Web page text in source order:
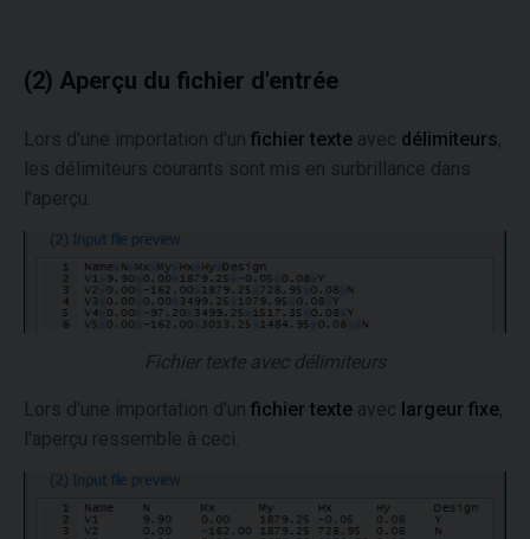
(2) Aperçu du fichier d'entrée
Lors d'une importation d'un fichier texte avec délimiteurs,
les délimiteurs courants sont mis en surbrillance dans
l'aperçu.
Fichier texte avec délimiteurs
Lors d'une importation d'un fichier texte avec largeur fixe,
l'aperçu ressemble à ceci.